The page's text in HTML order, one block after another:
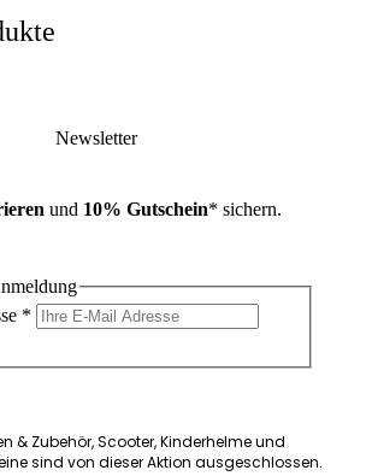
Newsletter
und 10% Gutschein* sichern.
*
& Zubehör, Scooter, Kinderhelme und
sind von dieser Aktion ausgeschlossen.